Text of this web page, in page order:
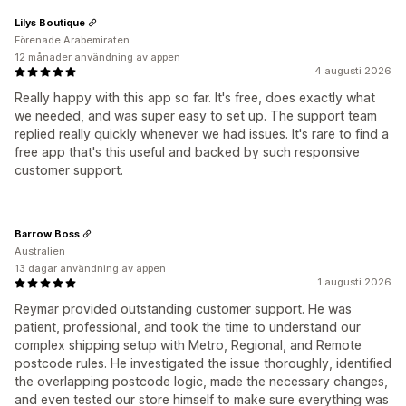
4 augusti 2026
Really happy with this app so far. It's free, does exactly what
we needed, and was super easy to set up. The support team
replied really quickly whenever we had issues. It's rare to find a
free app that's this useful and backed by such responsive
customer support.
Lilys Boutique
Förenade Arabemiraten
12 månader användning av appen
1 augusti 2026
Reymar provided outstanding customer support. He was
patient, professional, and took the time to understand our
complex shipping setup with Metro, Regional, and Remote
postcode rules. He investigated the issue thoroughly, identified
the overlapping postcode logic, made the necessary changes,
and even tested our store himself to make sure everything was
Barrow Boss
Australien
13 dagar användning av appen